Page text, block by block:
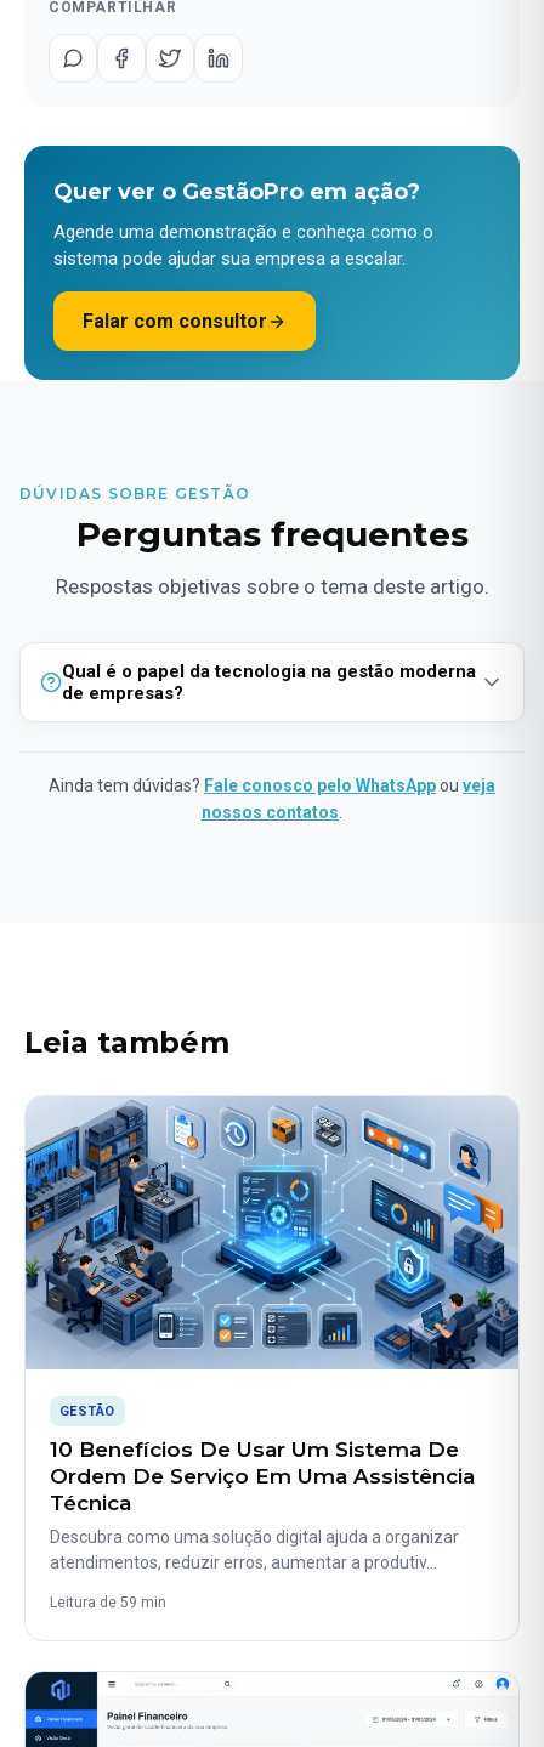
COMPARTILHAR
Quer ver o GestãoPro em ação?
Agende uma demonstração e conheça como o
sistema pode ajudar sua empresa a escalar.
Falar com consultor
DÚVIDAS SOBRE GESTÃO
Perguntas frequentes
Respostas objetivas sobre o tema deste artigo.
Qual é o papel da tecnologia na gestão moderna
de empresas?
oferecer insights através de dados. Ferramentas
tecnológicas como sistemas ERP, CRM, e plataformas de
Ainda tem dúvidas? Fale conosco pelo WhatsAppou veja
nossos contatos
Leia também
GESTÃO
10 Benefícios De Usar Um Sistema De
Ordem De Serviço Em Uma Assistência
Técnica
Descubra como uma solução digital ajuda a organizar
atendimentos, reduzir erros, aumentar a produtiv…
Leitura de 59 min